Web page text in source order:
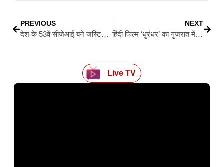
PREVIOUS
देश के 53वें सीजेआई बने जस्टिस सूर्यकांत, राष्ट्रपति द्रौपदी मुर्मू ने उन्हें दिलाई शपथ
NEXT
हिंदी फिल्म ‘धुरंधर’ का गुजरात में विरोध, बलोच मकरानी समाज में भारी नाराजगी
Live TV